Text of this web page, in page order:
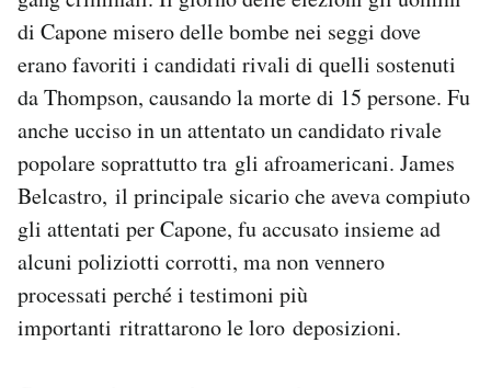
di Capone misero delle bombe nei seggi dove
erano favoriti i candidati rivali di quelli sostenuti
da Thompson, causando la morte di 15 persone. Fu
anche ucciso in un attentato un candidato rivale
popolare soprattutto tra gli afroamericani. James
Belcastro, il principale sicario che aveva compiuto
gli attentati per Capone, fu accusato insieme ad
alcuni poliziotti corrotti, ma non vennero
processati perché i testimoni più
importanti ritrattarono le loro deposizioni.